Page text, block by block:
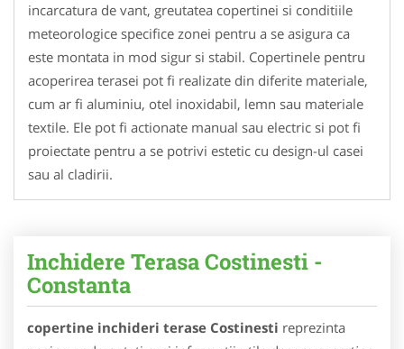
incarcatura de vant, greutatea copertinei si conditiile
meteorologice specifice zonei pentru a se asigura ca
este montata in mod sigur si stabil. Copertinele pentru
acoperirea terasei pot fi realizate din diferite materiale,
cum ar fi aluminiu, otel inoxidabil, lemn sau materiale
textile. Ele pot fi actionate manual sau electric si pot fi
proiectate pentru a se potrivi estetic cu design-ul casei
sau al cladirii.
Inchidere Terasa Costinesti -
Constanta
copertine inchideri terase Costinesti reprezinta